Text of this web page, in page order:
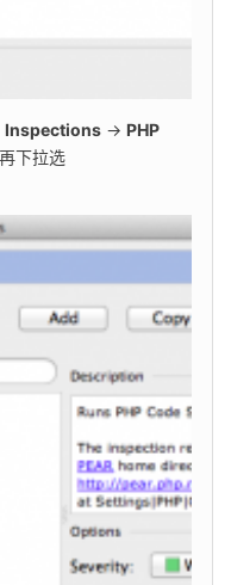
Inspections → PHP
下拉选